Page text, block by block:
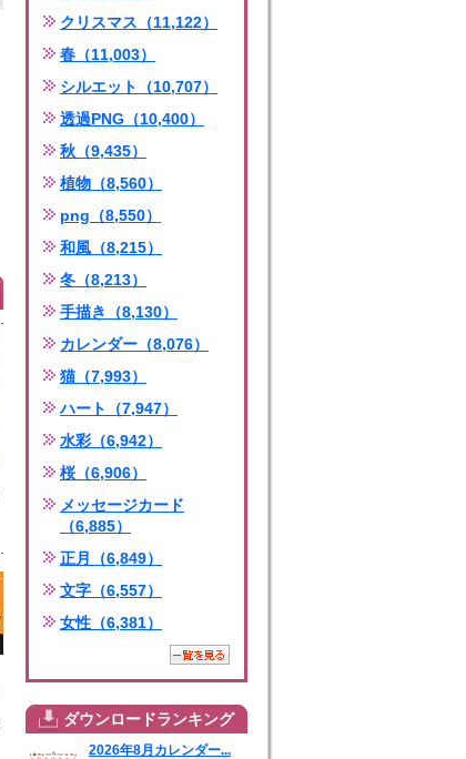
クリスマス（11,122）
春（11,003）
シルエット（10,707）
透過PNG（10,400）
秋（9,435）
植物（8,560）
png（8,550）
和風（8,215）
冬（8,213）
手描き（8,130）
カレンダー（8,076）
猫（7,993）
ハート（7,947）
水彩（6,942）
桜（6,906）
メッセージカード
（6,885）
正月（6,849）
文字（6,557）
女性（6,381）
ダウンロードランキング
2026年8月カレンダー...